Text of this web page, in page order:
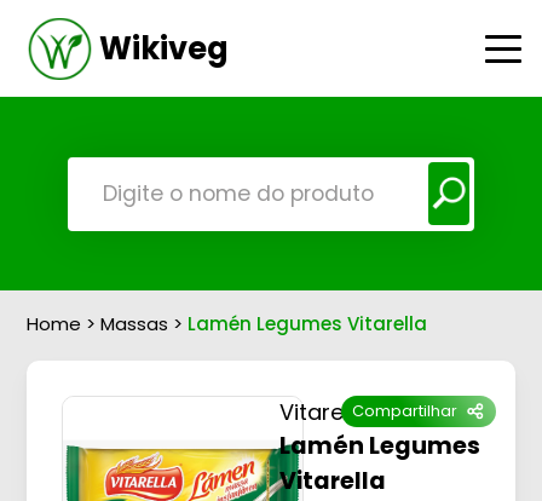
Wikiveg
Home >Massas > Lamén Legumes Vitarella
Compartilhar
Vitarella
Lamén Legumes
Vitarella